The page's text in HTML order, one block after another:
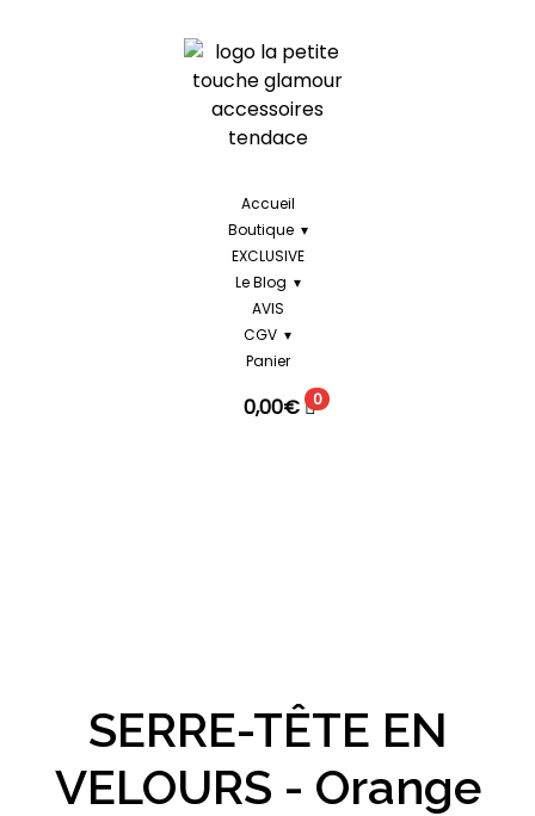
Accueil
Boutique
EXCLUSIVE
Le Blog
AVIS
CGV
Panier
0,00€ 0
SERRE-TÊTE EN
VELOURS - Orange